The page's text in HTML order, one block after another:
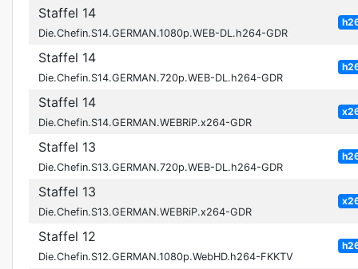
Staffel 14
Die.Chefin.S14.GERMAN.1080p.WEB-DL.h264-GDR
Staffel 14
Die.Chefin.S14.GERMAN.720p.WEB-DL.h264-GDR
Staffel 14
Die.Chefin.S14.GERMAN.WEBRiP.x264-GDR
Staffel 13
Die.Chefin.S13.GERMAN.720p.WEB-DL.h264-GDR
Staffel 13
Die.Chefin.S13.GERMAN.WEBRiP.x264-GDR
Staffel 12
Die.Chefin.S12.GERMAN.1080p.WebHD.h264-FKKTV